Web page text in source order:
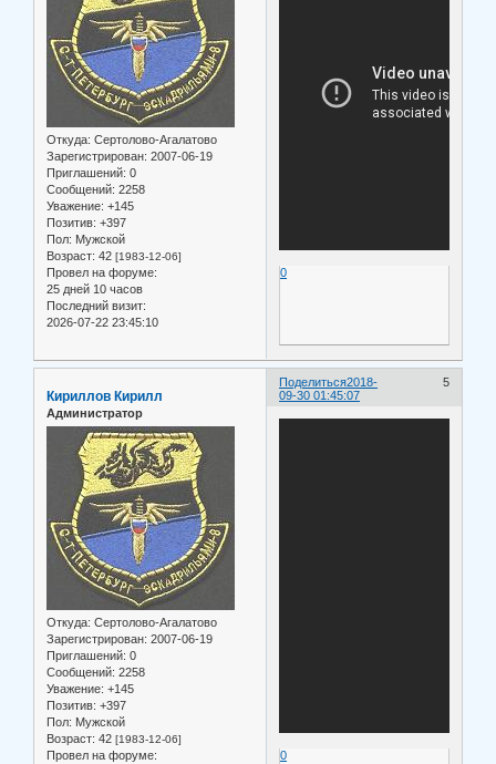
Откуда: Сертолово-Агалатово
Зарегистрирован: 2007-06-19
Приглашений: 0
Сообщений: 2258
Уважение: +145
Позитив: +397
Пол: Мужской
Возраст: 42 [1983-12-06]
Провел на форуме:
25 дней 10 часов
Последний визит:
2026-07-22 23:45:10
0
Поделиться 5
2018-
09-30 01:45:07
Кириллов Кирилл
Администратор
Откуда: Сертолово-Агалатово
Зарегистрирован: 2007-06-19
Приглашений: 0
Сообщений: 2258
Уважение: +145
Позитив: +397
Пол: Мужской
Возраст: 42 [1983-12-06]
Провел на форуме:
0